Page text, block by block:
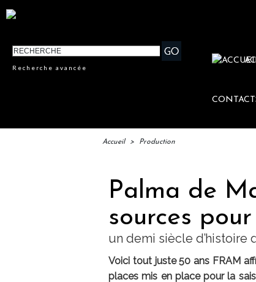
Recherche avancée
Accueil > Production
Palma de
sources
un demi siècle d’histoire
Voici tout juste 50 ans FRAM
places mis en place pour la